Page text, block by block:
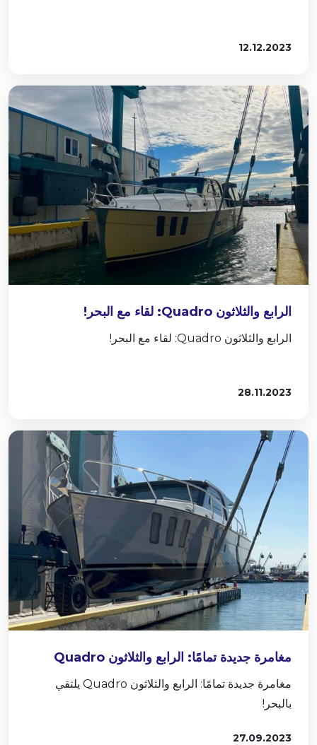
12.12.2023
الرابع والثلاثون Quadro: لقاء مع البحر!
الرابع والثلاثون Quadro: لقاء مع البحر!
28.11.2023
مغامرة جديدة تمامًا: الرابع والثلاثون Quadro
يلتقي بالبحر!
مغامرة جديدة تمامًا: الرابع والثلاثون Quadro يلتقي
بالبحر!
27.09.2023